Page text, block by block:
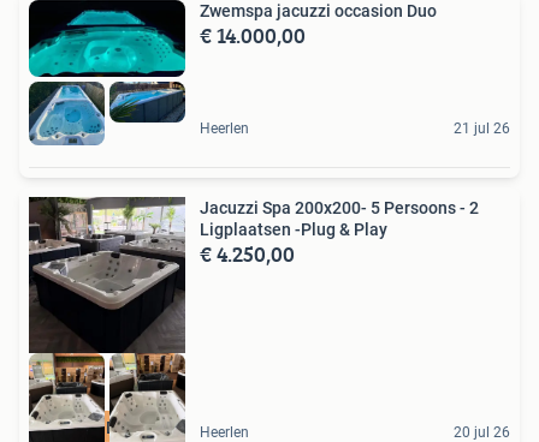
Zwemspa jacuzzi occasion Duo
€ 14.000,00
Heerlen 21 jul 26
TOP DEAL
Jacuzzi Spa 200x200- 5 Persoons - 2
Ligplaatsen -Plug & Play
€ 4.250,00
Heerlen 20 jul 26